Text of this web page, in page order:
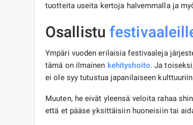
tuotteita useita kertoja halvemmalla ja
Osallistu
Ympäri vuoden erilaisia ​​festivaaleja
tämä on ilmainen kehityshoito. Ja
ei ole syy tutustua japanilaiseen
Muuten, he eivät yleensä veloita rahaa
että et pääse yksittäisiin huoneisiin tai